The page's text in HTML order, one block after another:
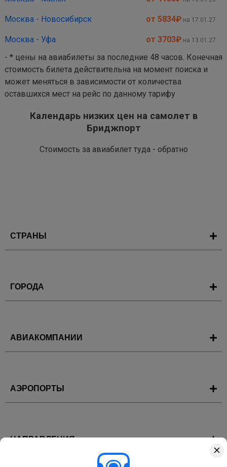
Москва - Новосибирск от 5834₽ на 17.01.27
Москва - Уфа от 3703₽ на 13.01.27
- * цены на авиабилеты за последние 48 часов. Конечная
стоимость билета действительна на момент поиска и
может меняться в зависимости от количества
оставшихся мест на рейс по данному тарифу
Календарь низких цен на самолет в
Бриджпорт
Стоимость за авиабилет туда - обратно
СТРАНЫ
ГОРОДА
АВИАКОМПАНИИ
АЭРОПОРТЫ
НАПРАВЛЕНИЯ